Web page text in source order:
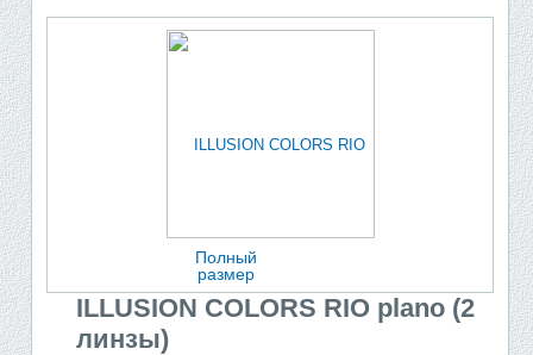
Полный
размер
ILLUSION COLORS RIO plano (2
линзы)